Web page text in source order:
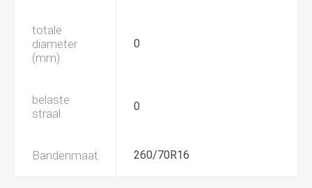
totale
diameter
(mm)
0
belaste
straal
0
Bandenmaat 260/70R16